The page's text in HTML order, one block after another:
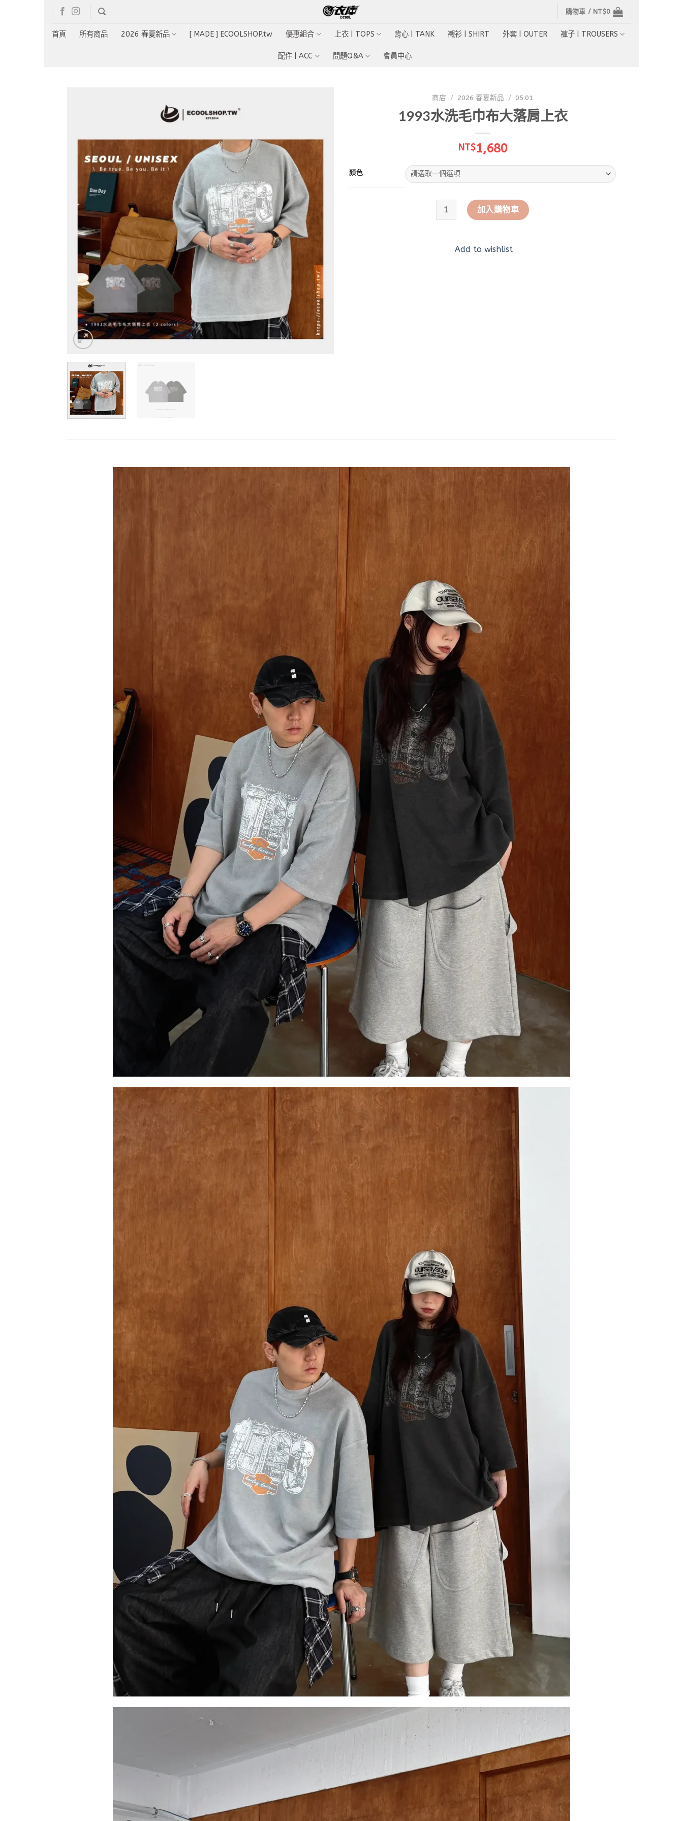
Skip
to
content
購物車 / NT$0
首頁 所有商品 2026 春夏新品 [ MADE ] ECOOLSHOP.tw 優惠組合 上衣 | TOPS 背心 | TANK 襯衫 | SHIRT 外套 | OUTER 褲子 | TROUSERS
配件 | ACC 問題Q&A 會員中心
商店 / 2026 春夏新品 / 05.01
1993水洗毛巾布大落肩上衣
NT$1,680
顏色
1993水洗毛巾布大落肩上衣 數量
加入購物車
Add to wishlist